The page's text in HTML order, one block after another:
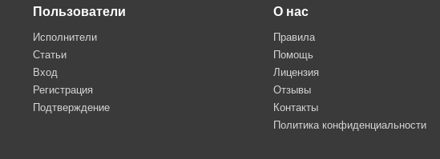
Пользователи
Исполнители
Статьи
Вход
Регистрация
Подтверждение
О нас
Правила
Помощь
Лицензия
Отзывы
Контакты
Политика конфиденциальности